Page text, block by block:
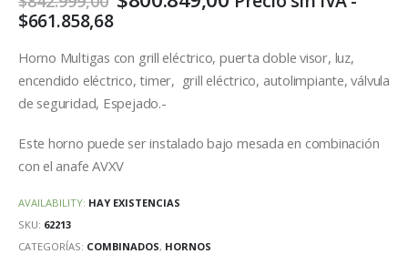
precio
era:
$842.999,00.
es:
$800.849,00.
$661.858,68
Horno Multigas con grill eléctrico, puerta doble visor, luz,
encendido eléctrico, timer, grill eléctrico, autolimpiante, válvula
de seguridad, Espejado.-
Este horno puede ser instalado bajo mesada en combinación
con el anafe AVXV
AVAILABILITY: HAY EXISTENCIAS
SKU: 62213
CATEGORÍAS: COMBINADOS, HORNOS